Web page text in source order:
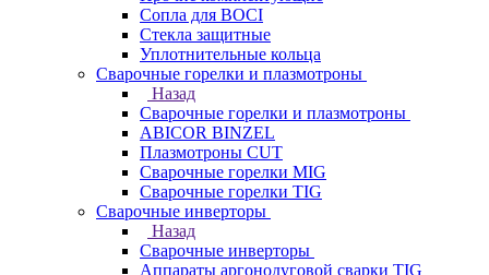
Сопла для BOCI
Стекла защитные
Уплотнительные кольца
Сварочные горелки и плазмотроны
Назад
Сварочные горелки и плазмотроны
ABICOR BINZEL
Плазмотроны CUT
Сварочные горелки MIG
Сварочные горелки TIG
Сварочные инверторы
Назад
Сварочные инверторы
Аппараты аргонодуговой сварки TIG